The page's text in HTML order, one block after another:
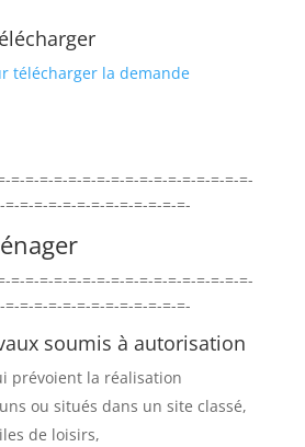
télécharger la demande
=-=-=-=-=-=-=-=-=-=-=-=-=-=-=-=-=-
=-=-=-=-=-=-=-=-=-=-=-=-
=-=-=-=-=-=-=-=-=-=-=-=-=-=-=-=-=-
=-=-=-=-=-=-=-=-=-=-=-=-
soumis à autorisation
prévoient la réalisation
ou situés dans un site classé,
de loisirs,